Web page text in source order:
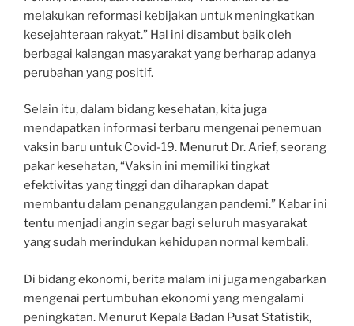
melakukan reformasi kebijakan untuk meningkatkan
kesejahteraan rakyat.” Hal ini disambut baik oleh
berbagai kalangan masyarakat yang berharap adanya
perubahan yang positif.
Selain itu, dalam bidang kesehatan, kita juga
mendapatkan informasi terbaru mengenai penemuan
vaksin baru untuk Covid-19. Menurut Dr. Arief, seorang
pakar kesehatan, “Vaksin ini memiliki tingkat
efektivitas yang tinggi dan diharapkan dapat
membantu dalam penanggulangan pandemi.” Kabar ini
tentu menjadi angin segar bagi seluruh masyarakat
yang sudah merindukan kehidupan normal kembali.
Di bidang ekonomi, berita malam ini juga mengabarkan
mengenai pertumbuhan ekonomi yang mengalami
peningkatan. Menurut Kepala Badan Pusat Statistik,